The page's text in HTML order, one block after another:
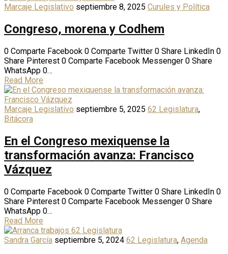
Marcaje Legislativo septiembre 8, 2025 Curules y Política
Congreso, morena y Codhem
0 Comparte Facebook 0 Comparte Twitter 0 Share LinkedIn 0
Share Pinterest 0 Comparte Facebook Messenger 0 Share
WhatsApp 0…
Read More
Marcaje Legislativo septiembre 5, 2025 62 Legislatura,
Bitácora
En el Congreso mexiquense la
transformación avanza: Francisco
Vázquez
0 Comparte Facebook 0 Comparte Twitter 0 Share LinkedIn 0
Share Pinterest 0 Comparte Facebook Messenger 0 Share
WhatsApp 0…
Read More
Sandra García septiembre 5, 2024 62 Legislatura, Agenda